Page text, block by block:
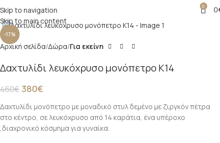
Skip to navigation
Skip to main content
0 0
-17%
Click to enlarge
Αρχική σελίδα Δώρα Για εκείνη
Δαχτυλίδι λευκόχρυσο μονόπετρο Κ14
460€380€
Δαχτυλίδι μονόπετρο με μοναδικό στυλ δεμένο με ζιργκόν πέτρα
στο κέντρο, σε λευκόχρυσο από 14 καράτια, ένα υπέροχο
,διαχρονικό κόσμημα για γυναίκα.